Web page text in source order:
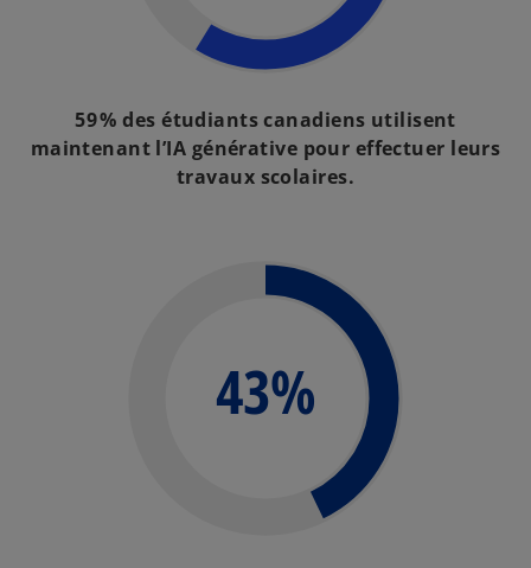
59 % des étudiants canadiens utilisent
maintenant l’IA générative pour effectuer leurs
travaux scolaires.
43%